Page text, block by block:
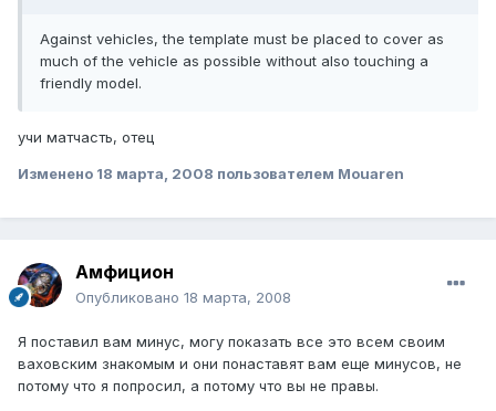
Against vehicles, the template must be placed to cover as
much of the vehicle as possible without also touching a
friendly model.
учи матчасть, отец
Изменено 18 марта, 2008 пользователем Mouaren
Амфицион
Опубликовано 18 марта, 2008
Я поставил вам минус, могу показать все это всем своим
ваховским знакомым и они понаставят вам еще минусов, не
потому что я попросил, а потому что вы не правы.